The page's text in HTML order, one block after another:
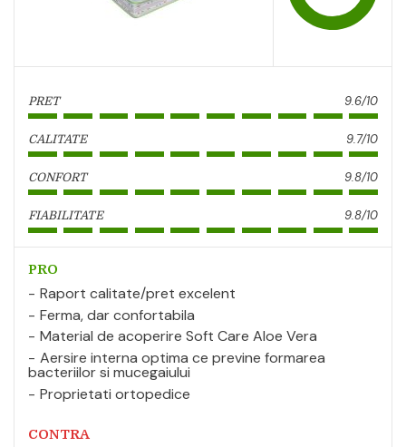
PRET 9.6/10
CALITATE 9.7/10
CONFORT 9.8/10
FIABILITATE 9.8/10
PRO
Raport calitate/pret excelent
Ferma, dar confortabila
Material de acoperire Soft Care Aloe Vera
Aersire interna optima ce previne formarea
bacteriilor si mucegaiului
Proprietati ortopedice
CONTRA